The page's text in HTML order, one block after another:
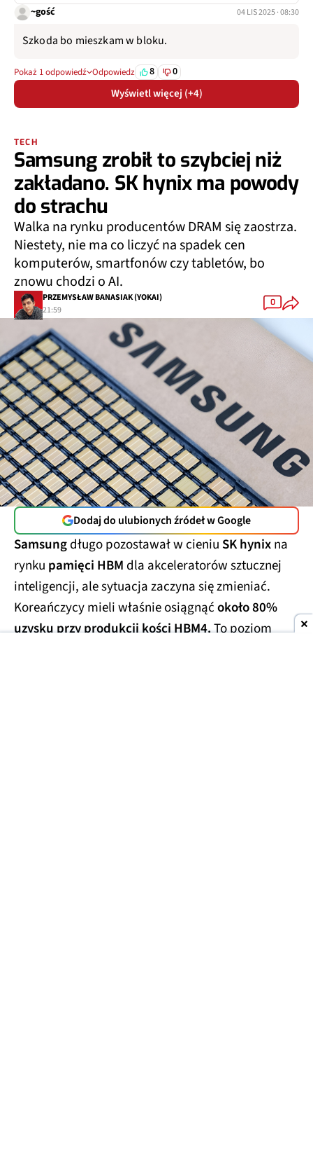
~gość 04 LIS 2025 · 08:30
Szkoda bo mieszkam w bloku.
Pokaż 1 odpowiedź Odpowiedz 8 0
Wyświetl więcej (+4)
TECH
Samsung zrobił to szybciej niż
zakładano. SK hynix ma powody
do strachu
Walka na rynku producentów DRAM się zaostrza.
Niestety, nie ma co liczyć na spadek cen
komputerów, smartfonów czy tabletów, bo
znowu chodzi o AI.
PRZEMYSŁAW BANASIAK (YOKAI)
21:59
0
Dodaj do ulubionych źródeł w Google
Samsungdługo pozostawał w cieniu SK hynixna
rynku pamięci HBM dla akceleratorów sztucznej
inteligencji, ale sytuacja zaczyna się zmieniać.
Koreańczycy mieli właśnie osiągnąćokoło 80%
uzysku przy produkcji kości HBM4.To poziom